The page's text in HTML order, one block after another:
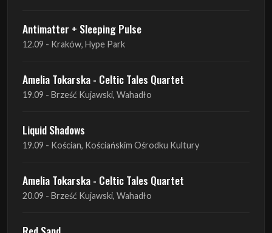
Amelia Tokarska - Celtic Tales Quartet
19.09 - Brześć Kujawski, Wahadło
Liquid Shadows
19.09 - Kościan, Kościańskim Ośrodku Kultury
Amelia Tokarska - Celtic Tales Quartet
20.09 - Brześć Kujawski, Wahadło
Red Sand
Haken